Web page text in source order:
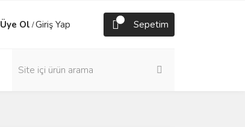
Üye Ol /Giriş Yap Sepetim